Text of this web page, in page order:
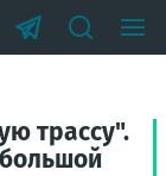
трассу".